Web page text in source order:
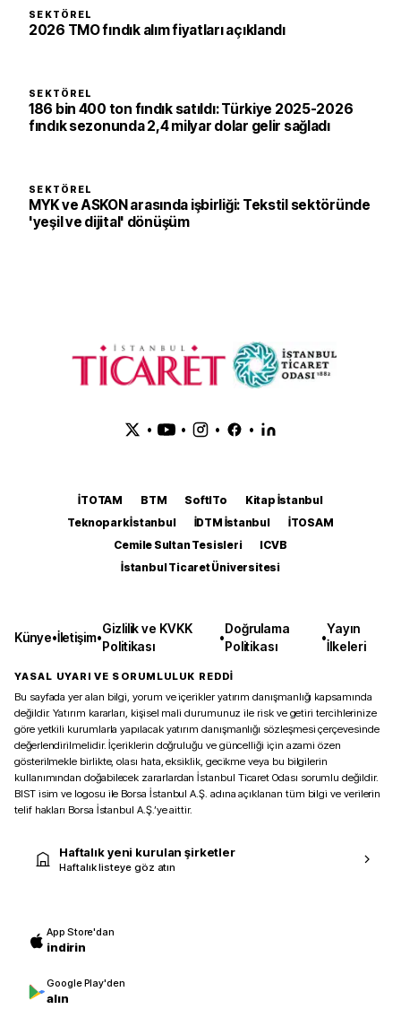
SEKTÖREL
2026 TMO fındık alım fiyatları açıklandı
SEKTÖREL
186 bin 400 ton fındık satıldı: Türkiye 2025-2026
fındık sezonunda 2,4 milyar dolar gelir sağladı
SEKTÖREL
MYK ve ASKON arasında işbirliği: Tekstil sektöründe
'yeşil ve dijital' dönüşüm
• • • •
İTOTAM BTM SoftITo
Kitap İstanbul
Teknopark İstanbul
İDTM İstanbul
İTOSAM
Cemile Sultan Tesisleri
ICVB
İstanbul Ticaret Üniversitesi
Künye•İletişim•
Gizlilik ve KVKK
Politikası
•
Doğrulama
Politikası
•
Yayın
İlkeleri
YASAL UYARI VE SORUMLULUK REDDİ
Bu sayfada yer alan bilgi, yorum ve içerikler yatırım danışmanlığı kapsamında
değildir. Yatırım kararları, kişisel mali durumunuz ile risk ve getiri tercihlerinize
göre yetkili kurumlarla yapılacak yatırım danışmanlığı sözleşmesi çerçevesinde
değerlendirilmelidir. İçeriklerin doğruluğu ve güncelliği için azami özen
gösterilmekle birlikte, olası hata, eksiklik, gecikme veya bu bilgilerin
kullanımından doğabilecek zararlardan İstanbul Ticaret Odası sorumlu değildir.
BIST isim ve logosu ile Borsa İstanbul A.Ş. adına açıklanan tüm bilgi ve verilerin
telif hakları Borsa İstanbul A.Ş.’ye aittir.
Haftalık yeni kurulan şirketler
Haftalık listeye göz atın
App Store'dan
indirin
Google Play'den
alın